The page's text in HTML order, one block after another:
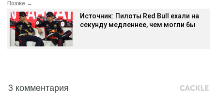
Позже →
Источник: Пилоты Red Bull ехали на
секунду медленнее, чем могли бы
3 комментария